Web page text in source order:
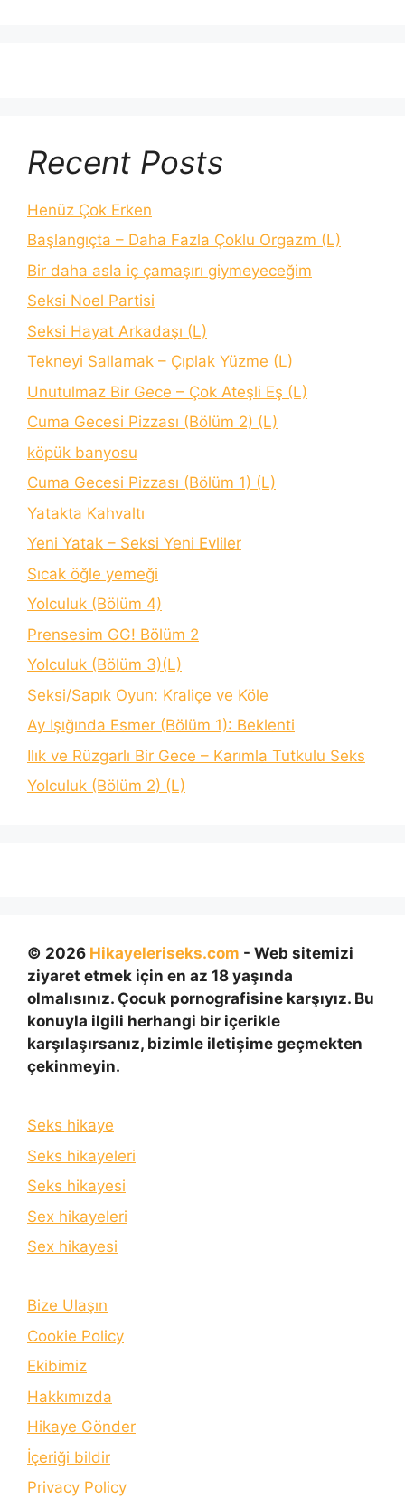
Recent Posts
Henüz Çok Erken
Başlangıçta – Daha Fazla Çoklu Orgazm (L)
Bir daha asla iç çamaşırı giymeyeceğim
Seksi Noel Partisi
Seksi Hayat Arkadaşı (L)
Tekneyi Sallamak – Çıplak Yüzme (L)
Unutulmaz Bir Gece – Çok Ateşli Eş (L)
Cuma Gecesi Pizzası (Bölüm 2) (L)
köpük banyosu
Cuma Gecesi Pizzası (Bölüm 1) (L)
Yatakta Kahvaltı
Yeni Yatak – Seksi Yeni Evliler
Sıcak öğle yemeği
Yolculuk (Bölüm 4)
Prensesim GG! Bölüm 2
Yolculuk (Bölüm 3)(L)
Seksi/Sapık Oyun: Kraliçe ve Köle
Ay Işığında Esmer (Bölüm 1): Beklenti
Ilık ve Rüzgarlı Bir Gece – Karımla Tutkulu Seks
Yolculuk (Bölüm 2) (L)
© 2026 Hikayeleriseks.com - Web sitemizi
ziyaret etmek için en az 18 yaşında
olmalısınız. Çocuk pornografisine karşıyız. Bu
konuyla ilgili herhangi bir içerikle
karşılaşırsanız, bizimle iletişime geçmekten
çekinmeyin.
Seks hikaye
Seks hikayeleri
Seks hikayesi
Sex hikayeleri
Sex hikayesi
Bize Ulaşın
Cookie Policy
Ekibimiz
Hakkımızda
Hikaye Gönder
İçeriği bildir
Privacy Policy